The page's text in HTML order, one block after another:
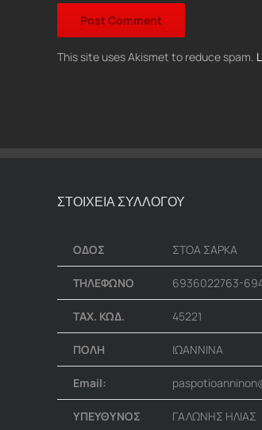
This site uses Akismet to reduce spam.
ΣΤΟΙΧΕΙΑ ΣΥΛΛΟΓΟΥ
ΟΔΟΣ ΣΤΟΑ ΣΑΡΚΑ
ΤΗΛΕΦΩΝΟ 6936022763-
ΤΑΧ. ΚΩΔ. 45221
ΠΟΛΗ ΙΩΑΝΝΙΝΑ
Email:
ΥΠΕΥΘΥΝΟΣ ΓΑΛΩΝΗΣ ΗΛΙΑΣ